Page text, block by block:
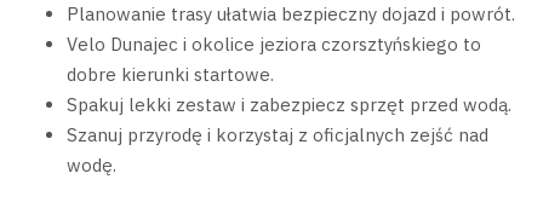
Planowanie trasy ułatwia bezpieczny dojazd i powrót.
Velo Dunajec i okolice jeziora czorsztyńskiego to
dobre kierunki startowe.
Spakuj lekki zestaw i zabezpiecz sprzęt przed wodą.
Szanuj przyrodę i korzystaj z oficjalnych zejść nad
wodę.